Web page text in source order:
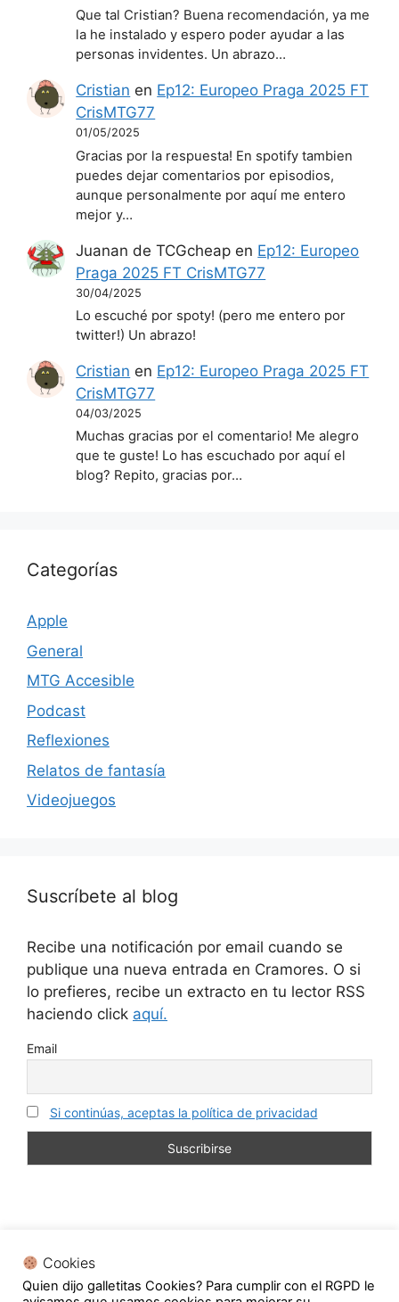
Que tal Cristian? Buena recomendación, ya me
la he instalado y espero poder ayudar a las
personas invidentes. Un abrazo…
Cristian en Ep12: Europeo Praga 2025 FT
CrisMTG77
01/05/2025
Gracias por la respuesta! En spotify tambien
puedes dejar comentarios por episodios,
aunque personalmente por aquí me entero
mejor y…
Juanan de TCGcheap en Ep12: Europeo
Praga 2025 FT CrisMTG77
30/04/2025
Lo escuché por spoty! (pero me entero por
twitter!) Un abrazo!
Cristian en Ep12: Europeo Praga 2025 FT
CrisMTG77
04/03/2025
Muchas gracias por el comentario! Me alegro
que te guste! Lo has escuchado por aquí el
blog? Repito, gracias por…
Categorías
Apple
General
MTG Accesible
Podcast
Reflexiones
Relatos de fantasía
Videojuegos
Suscríbete al blog
Recibe una notificación por email cuando se
publique una nueva entrada en Cramores. O si
lo prefieres, recibe un extracto en tu lector RSS
haciendo click aquí.
Email
Si continúas, aceptas la política de privacidad
En calidad de Afiliado de Amazon, obtengo ingresos
Cookies
Quien dijo galletitas Cookies? Para cumplir con el RGPD le